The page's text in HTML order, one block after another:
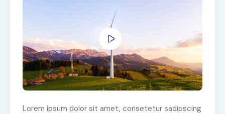
Lorem ipsum dolor sit amet, consetetur sadipscing